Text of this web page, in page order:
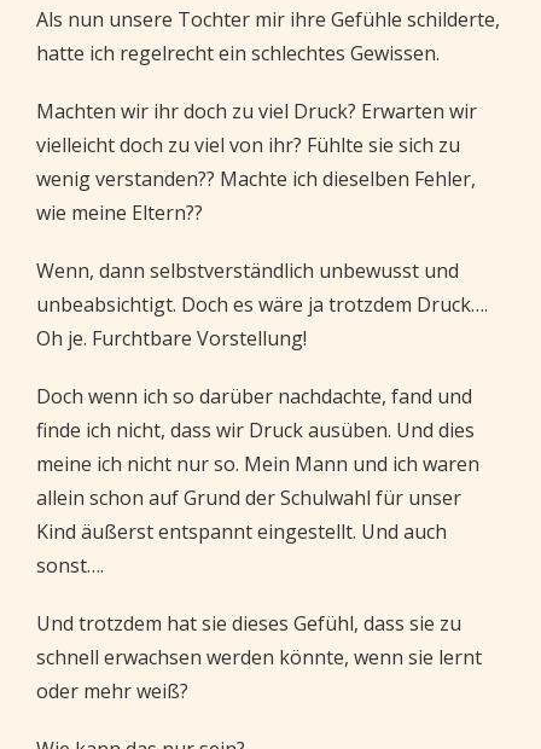
Als nun unsere Tochter mir ihre Gefühle schilderte,
hatte ich regelrecht ein schlechtes Gewissen.
Machten wir ihr doch zu viel Druck? Erwarten wir
vielleicht doch zu viel von ihr? Fühlte sie sich zu
wenig verstanden?? Machte ich dieselben Fehler,
wie meine Eltern??
Wenn, dann selbstverständlich unbewusst und
unbeabsichtigt. Doch es wäre ja trotzdem Druck….
Oh je. Furchtbare Vorstellung!
Doch wenn ich so darüber nachdachte, fand und
finde ich nicht, dass wir Druck ausüben. Und dies
meine ich nicht nur so. Mein Mann und ich waren
allein schon auf Grund der Schulwahl für unser
Kind äußerst entspannt eingestellt. Und auch
sonst….
Und trotzdem hat sie dieses Gefühl, dass sie zu
schnell erwachsen werden könnte, wenn sie lernt
oder mehr weiß?